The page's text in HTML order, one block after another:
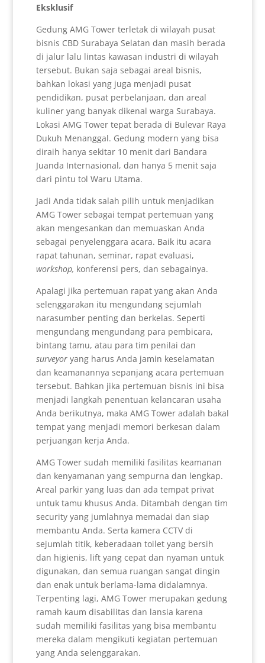
Eksklusif
Gedung AMG Tower terletak di wilayah pusat
bisnis CBD Surabaya Selatan dan masih berada
di jalur lalu lintas kawasan industri di wilayah
tersebut. Bukan saja sebagai areal bisnis,
bahkan lokasi yang juga menjadi pusat
pendidikan, pusat perbelanjaan, dan areal
kuliner yang banyak dikenal warga Surabaya.
Lokasi AMG Tower tepat berada di Bulevar Raya
Dukuh Menanggal. Gedung modern yang bisa
diraih hanya sekitar 10 menit dari Bandara
Juanda Internasional, dan hanya 5 menit saja
dari pintu tol Waru Utama.
Jadi Anda tidak salah pilih untuk menjadikan
AMG Tower sebagai tempat pertemuan yang
akan mengesankan dan memuaskan Anda
sebagai penyelenggara acara. Baik itu acara
rapat tahunan, seminar, rapat evaluasi,
workshop, konferensi pers, dan sebagainya.
Apalagi jika pertemuan rapat yang akan Anda
selenggarakan itu mengundang sejumlah
narasumber penting dan berkelas. Seperti
mengundang mengundang para pembicara,
bintang tamu, atau para tim penilai dan
surveyoryang harus Anda jamin keselamatan
dan keamanannya sepanjang acara pertemuan
tersebut. Bahkan jika pertemuan bisnis ini bisa
menjadi langkah penentuan kelancaran usaha
Anda berikutnya, maka AMG Tower adalah bakal
tempat yang menjadi memori berkesan dalam
perjuangan kerja Anda.
AMG Tower sudah memiliki fasilitas keamanan
dan kenyamanan yang sempurna dan lengkap.
Areal parkir yang luas dan ada tempat privat
untuk tamu khusus Anda. Ditambah dengan tim
security yang jumlahnya memadai dan siap
membantu Anda. Serta kamera CCTV di
sejumlah titik, keberadaan toilet yang bersih
dan higienis, lift yang cepat dan nyaman untuk
digunakan, dan semua ruangan sangat dingin
dan enak untuk berlama-lama didalamnya.
Terpenting lagi, AMG Tower merupakan gedung
ramah kaum disabilitas dan lansia karena
sudah memiliki fasilitas yang bisa membantu
mereka dalam mengikuti kegiatan pertemuan
yang Anda selenggarakan.